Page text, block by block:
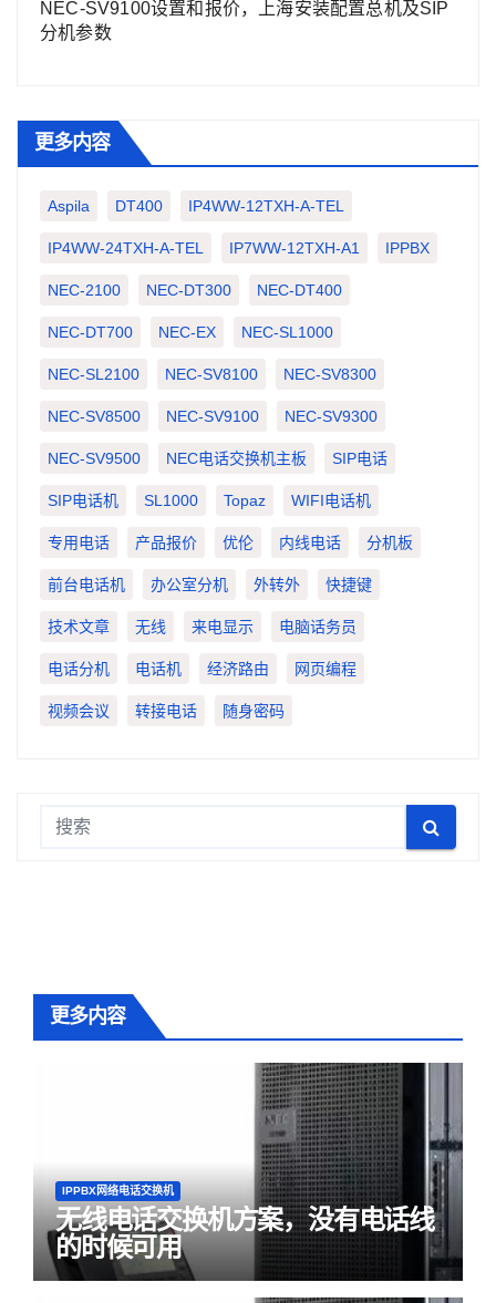
NEC-SV9100设置和报价，上海安装配置总机及SIP
分机参数
更多内容
Aspila DT400 IP4WW-12TXH-A-TEL
IP4WW-24TXH-A-TEL IP7WW-12TXH-A1 IPPBX
NEC-2100 NEC-DT300 NEC-DT400
NEC-DT700 NEC-EX NEC-SL1000
NEC-SL2100 NEC-SV8100 NEC-SV8300
NEC-SV8500 NEC-SV9100 NEC-SV9300
NEC-SV9500 NEC电话交换机主板 SIP电话
SIP电话机 SL1000 Topaz WIFI电话机
专用电话 产品报价 优伦 内线电话 分机板
前台电话机 办公室分机 外转外 快捷键
技术文章 无线 来电显示 电脑话务员
电话分机 电话机 经济路由 网页编程
视频会议 转接电话 随身密码
更多内容
IPPBX网络电话交换机
无线电话交换机方案，没有电话线
的时候可用